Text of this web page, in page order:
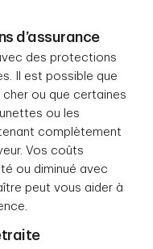
d’assurance
des protections
Il est possible que
ou que certaines
ou les
complètement
Vos coûts
ou diminué avec
peut vous aider à